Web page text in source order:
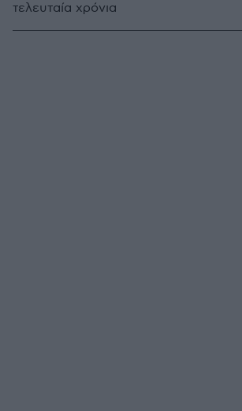
τελευταία χρόνια